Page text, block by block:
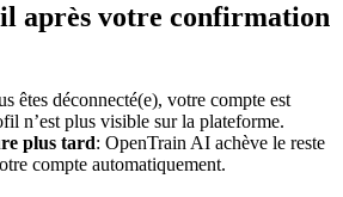
il après votre confirmation
êtes déconnecté(e), votre compte est
n’est plus visible sur la plateforme.
plus tard: OpenTrain AI achève le reste
compte automatiquement.